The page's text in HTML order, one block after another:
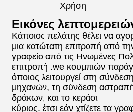
Χρήση
Εικόνες
Κάποιος πελάτης θέλει να
μια κατώτατη επιτροπή από
γραφείο από τις Ηνωμένες
επιτροπή .we κουμπιών
όποιος λειτουργεί στη
μηχανών, τη σύνδεση
δράκων, και το κεράσι
κύριος. έτσι εάν χτίζετε τα